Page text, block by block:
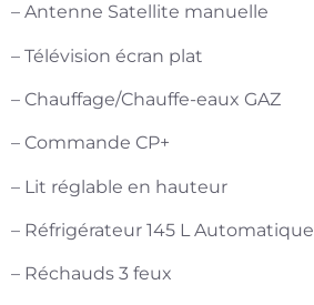
– Antenne Satellite manuelle
– Télévision écran plat
– Chauffage/Chauffe-eaux GAZ
– Commande CP+
– Lit réglable en hauteur
– Réfrigérateur 145 L Automatique
– Réchauds 3 feux